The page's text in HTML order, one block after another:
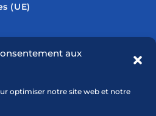
aux
optimiser notre site web et notre
(UE)